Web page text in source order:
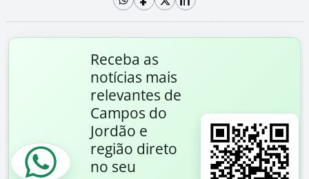
Receba as
notícias mais
relevantes de
Campos do
Jordão e
região direto
no seu